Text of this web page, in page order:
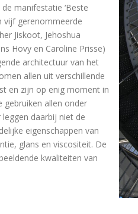
manifestatie ‘Beste
vijf gerenommeerde
Jiskoot, Jehoshua
Hovy en Caroline Prisse)
architectuur van het
allen uit verschillende
en zijn op enig moment in
gebruiken allen onder
daarbij niet de
eigenschappen van
glans en viscositeit. De
kwaliteiten van